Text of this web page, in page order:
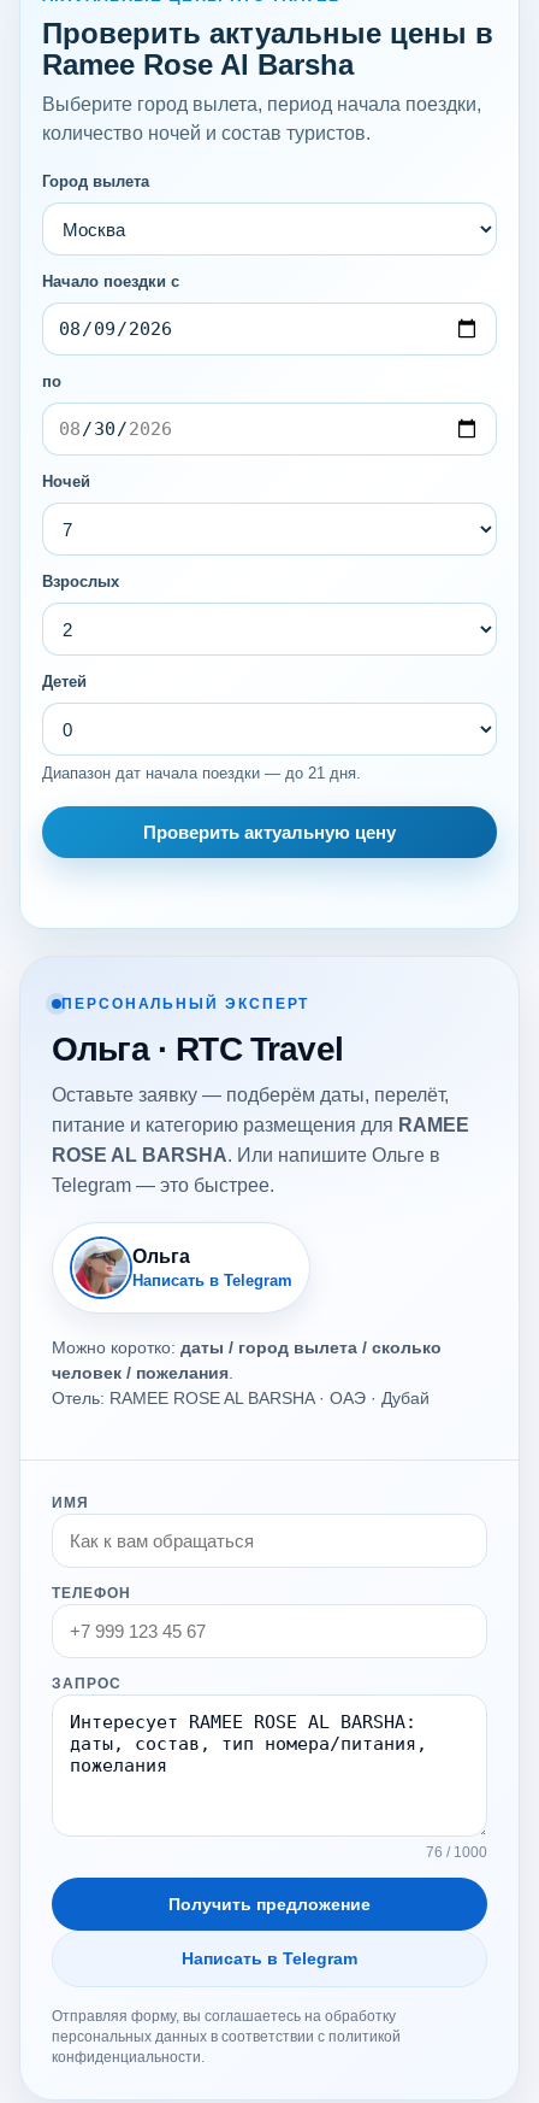
Проверить актуальные цены в
Ramee Rose Al Barsha
Выберите город вылета, период начала поездки,
количество ночей и состав туристов.
Город вылета
Начало поездки с
по
Ночей
Взрослых
Детей
Диапазон дат начала поездки — до 21 дня.
Проверить актуальную цену
ПЕРСОНАЛЬНЫЙ ЭКСПЕРТ
Ольга · RTC Travel
Оставьте заявку — подберём даты, перелёт,
питание и категорию размещения для RAMEE
ROSE AL BARSHA. Или напишите Ольге в
Telegram — это быстрее.
Ольга
Написать в Telegram
Можно коротко: даты / город вылета / сколько
человек / пожелания
Отель: RAMEE ROSE AL BARSHA · ОАЭ · Дубай
ИМЯ
ТЕЛЕФОН
ЗАПРОС
76 / 1000
Получить предложение
Написать в Telegram
Отправляя форму, вы соглашаетесь на обработку
персональных данных в соответствии с политикой
конфиденциальности.